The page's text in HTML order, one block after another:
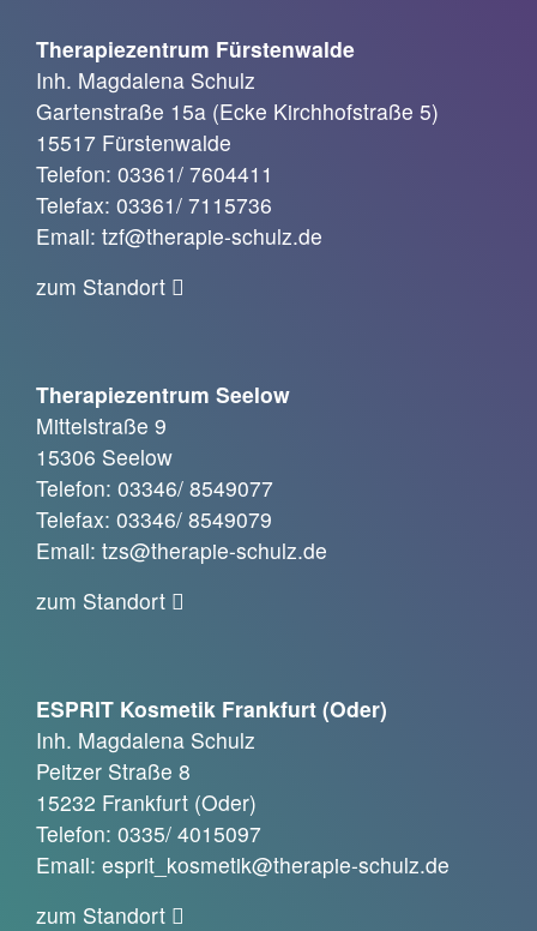
Therapiezentrum Fürstenwalde
Inh. Magdalena Schulz
Gartenstraße 15a (Ecke Kirchhofstraße 5)
15517 Fürstenwalde
Telefon: 03361/ 7604411
Telefax: 03361/ 7115736
Email: tzf@therapie-schulz.de
zum Standort
Therapiezentrum Seelow
Mittelstraße 9
15306 Seelow
Telefon: 03346/ 8549077
Telefax: 03346/ 8549079
Email: tzs@therapie-schulz.de
zum Standort
ESPRIT Kosmetik Frankfurt (Oder)
Inh. Magdalena Schulz
Peitzer Straße 8
15232 Frankfurt (Oder)
Telefon: 0335/ 4015097
Email: esprit_kosmetik@therapie-schulz.de
zum Standort